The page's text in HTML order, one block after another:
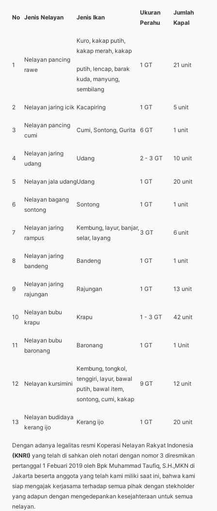
No Jenis Nelayan Jenis Ikan
Ukuran
Perahu
Jumlah
Kapal
1
Nelayan pancing
rawe
Kuro, kakap putih,
kakap merah, kakap
putih, lencap, barak
kuda, manyung,
sembilang
1 GT 21 unit
2 Nelayan jaring icik Kacapiring 1 GT 5 unit
3
Nelayan pancing
cumi
Cumi, Sontong, Gurita 6 GT 1 unit
4
Nelayan jaring
udang
Udang 2 - 3 GT 10 unit
5 Nelayan jala udangUdang 1 GT 20 unit
6
Nelayan bagang
sontong
Sontong 1 GT 1 unit
7
Nelayan jaring
rampus
Kembung, layur, banjar,
selar, layang
3 GT 6 unit
8
Nelayan jaring
bandeng
Bandeng 1 GT 1 unit
9
Nelayan jaring
rajungan
Rajungan 1 GT 13 unit
10
Nelayan bubu
krapu
Krapu 1 - 3 GT 42 unit
11
Nelayan bubu
baronang
Baronang 1 GT 1 Unit
12 Nelayan kursimini
Kembung, tongkol,
tenggiri, layur, bawal
putih, bawal item,
sontong, cumi, kakap
9 GT 12 unit
13
Nelayan budidaya
kerang ijo
Kerang ijo 1 GT 20 unit
Dengan adanya legalitas resmi Koperasi Nelayan Rakyat Indonesia
(KNRI) yang telah di sahkan oleh notari dengan nomor 3 diresmikan
pertanggal 1 Febuari 2019 oleh Bpk Muhammad Taufiq, S.H.,MKN di
Jakarta beserta anggota yang telah kami miliki saat ini, bahwa kami
siap mengajak kerjasama terhadap semua pihak dengan stekholder
yang adapun dengan mengedepankan kesejahteraan untuk semua
nelayan.